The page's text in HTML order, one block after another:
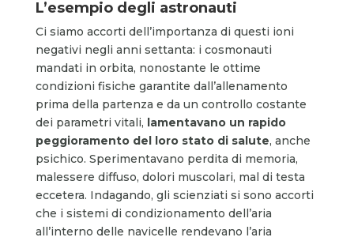
L’esempio degli astronauti
Ci siamo accorti dell’importanza di questi ioni
negativi negli anni settanta: i cosmonauti
mandati in orbita, nonostante le ottime
condizioni fisiche garantite dall’allenamento
prima della partenza e da un controllo costante
dei parametri vitali, lamentavano un rapido
peggioramento del loro stato di salute, anche
psichico. Sperimentavano perdita di memoria,
malessere diffuso, dolori muscolari, mal di testa
eccetera. Indagando, gli scienziati si sono accorti
che i sistemi di condizionamento dell’aria
all’interno delle navicelle rendevano l’aria